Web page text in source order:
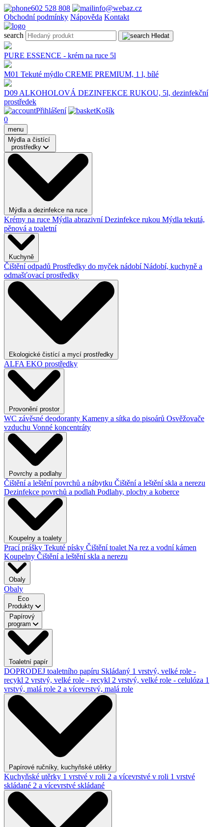
602 528 808
info@webaz.cz
Obchodní podmínky Nápověda Kontakt
search Hledat
PURE ESSENCE - krém na ruce 5l
M01 Tekuté mýdlo CREME PREMIUM, 1 l, bílé
D09 ALKOHOLOVÁ DEZINFEKCE RUKOU, 5l, dezinfekční
prostředek
Přihlášení
Košík
0
menu
Mýdla a čistící
prostředky
Mýdla a dezinfekce na ruce
Krémy na ruce Mýdla abrazivníDezinfekce rukou Mýdla tekutá,
pěnová a toaletní
Kuchyně
Čištění odpadů Prostředky do myček nádobíNádobí, kuchyně a
odmašťovací prostředky
Ekologické čistící a mycí prostředky
ALFA EKO prostředky
Provonění prostor
WC závěsné deodoranty Kameny a sítka do pisoárů Osvěžovače
vzduchu Vonné koncentráty
Povrchy a podlahy
Čištění a leštění povrchů a nábytku Čištění a leštění skla a nerezu
Dezinfekce povrchů a podlah Podlahy, plochy a koberce
Koupelny a toalety
Prací prášky Tekuté písky Čištění toalet Na rez a vodní kámen
Koupelny Čištění a leštění skla a nerezu
Obaly
Obaly
Eco
Produkty
Papírový
program
Toaletní papír
DOPRODEJ toaletního papíru Skládaný 1 vrstvý, velké role -
recykl 2 vrstvý, velké role - recykl 2 vrstvý, velké role - celulóza 1
vrstvý, malá role 2 a vícevrstvý, malá role
Papírové ručníky, kuchyňské utěrky
Kuchyňské utěrky 1 vrstvé v roli 2 a vícevrstvé v roli 1 vrstvé
skládané 2 a vícevrstvé skládané